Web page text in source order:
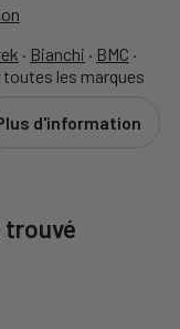
· Bianchi · BMC ·
les marques
d'information